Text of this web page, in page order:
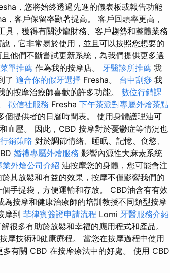
，您將始終透過先進的儀表板或報告功能
客戶保留率顯著提高。 客戶回頭率更高，
，獲得有關沙龍財務、客戶趨勢和整體業務
，它非常易於使用，並且可以按照您想要的
他們不斷嘗試更新系統，為我們提供更多選
單推薦 作為我的按摩店。 牙醫診所推薦 我
了 適合你的假牙選擇 Fresha。 台中刮痧 我
按摩治療師喜歡的許多功能。 數位行銷課
徵信社服務 Fresha 下午茶派對專屬外燴茶點
提供者的日曆時間表。 使用身體護理油可
血壓。 因此，CBD 按摩對於憂鬱症等情況也
銷策略 對於調節情緒、睡眠、記憶、食慾、
婚禮專屬外燴服務 影響內源性大麻素系統
業外燴公司介紹 油按摩您的身體，您可能會注
於其放鬆和有益的效果，按摩不僅影響我們的
手提袋，方便運輸和存放。 CBD油含有有效
為按摩和健康治療師的培訓教授不同類型按摩
摩到 菲律賓簽證申請流程 Lomi 牙醫服務介紹
很多有助於放鬆和幸福的應用程式和產品。
摩技術和健康療程。 當您在按摩過程中使用
有關 CBD 在按摩療法中的好處。 使用 CBD